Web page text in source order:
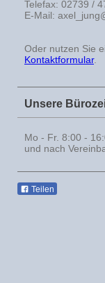
Telefax: 02739 /
E-Mail:
Oder nutzen Sie
Kontaktformular.
Unsere
Mo - Fr. 8:00 -
und nach
Teilen